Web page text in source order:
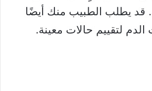
قد يطلب الطبيب منك أيضًا
الدم لتقييم حالات معينة.